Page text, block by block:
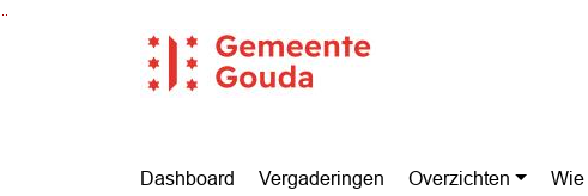
Ga naar de inhoud van deze pagina
Ga naar het zoeken
Ga naar het menu
Dashboard Vergaderingen Overzichten Wie